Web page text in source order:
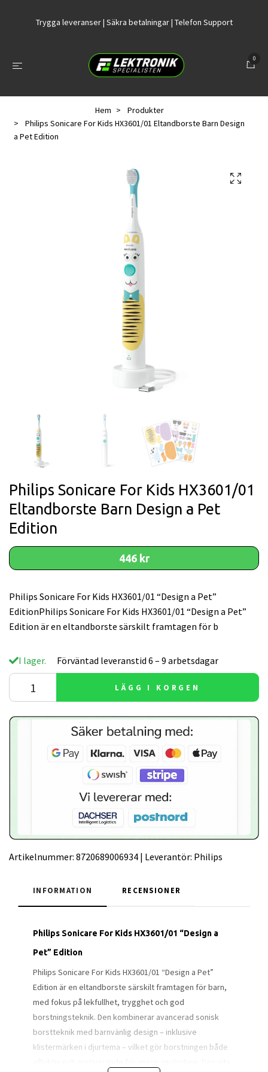
Trygga leveranser | Säkra betalningar | Telefon Support
0
Hem
Produkter
Philips Sonicare For Kids HX3601/01 Eltandborste Barn Design
a Pet Edition
Philips Sonicare For Kids HX3601/01
Eltandborste Barn Design a Pet
Edition
446 kr
Philips Sonicare For Kids HX3601/01 “Design a Pet”
EditionPhilips Sonicare For Kids HX3601/01 “Design a Pet”
Edition är en eltandborste särskilt framtagen för b
I lager. Förväntad leveranstid 6 – 9 arbetsdagar
LÄGG I KORGEN
Artikelnummer: 8720689006934 | Leverantör: Philips
INFORMATION RECENSIONER
Philips Sonicare For Kids HX3601/01 “Design a
Pet” Edition
Philips Sonicare For Kids HX3601/01 “Design a Pet”
Edition är en eltandborste särskilt framtagen för barn,
med fokus på lekfullhet, trygghet och god
borstningsteknik. Den kombinerar avancerad sonisk
borstteknik med barnvänlig design – inklusive
klistermärken i djurtema – vilket gör borstningen både